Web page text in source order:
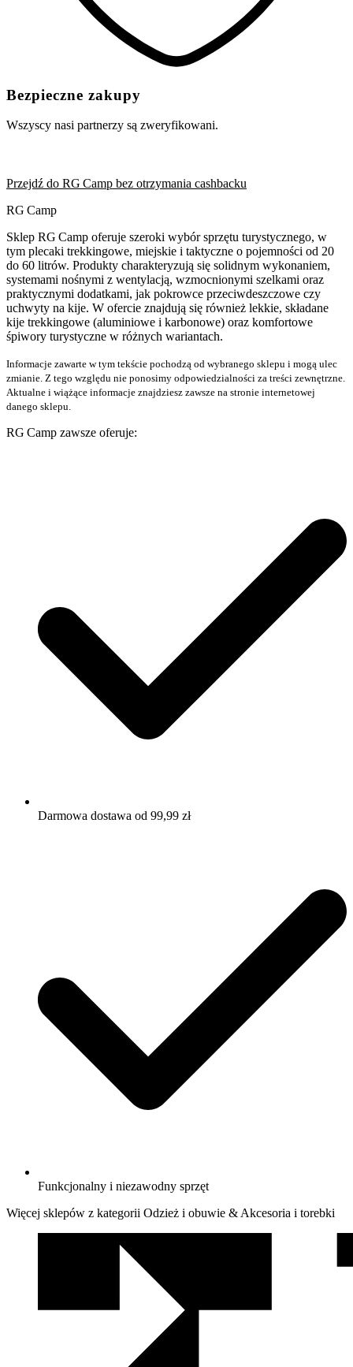
Bezpieczne zakupy
Wszyscy nasi partnerzy są zweryfikowani.
Przejdź do RG Camp bez otrzymania cashbacku
RG Camp
Sklep RG Camp oferuje szeroki wybór sprzętu turystycznego, w
tym plecaki trekkingowe, miejskie i taktyczne o pojemności od 20
do 60 litrów. Produkty charakteryzują się solidnym wykonaniem,
systemami nośnymi z wentylacją, wzmocnionymi szelkami oraz
praktycznymi dodatkami, jak pokrowce przeciwdeszczowe czy
uchwyty na kije. W ofercie znajdują się również lekkie, składane
kije trekkingowe (aluminiowe i karbonowe) oraz komfortowe
śpiwory turystyczne w różnych wariantach.
Informacje zawarte w tym tekście pochodzą od wybranego sklepu i mogą ulec
zmianie. Z tego względu nie ponosimy odpowiedzialności za treści zewnętrzne.
Aktualne i wiążące informacje znajdziesz zawsze na stronie internetowej
danego sklepu.
RG Camp zawsze oferuje:
Darmowa dostawa od 99,99 zł
Funkcjonalny i niezawodny sprzęt
Więcej sklepów z kategorii Odzież i obuwie & Akcesoria i torebki